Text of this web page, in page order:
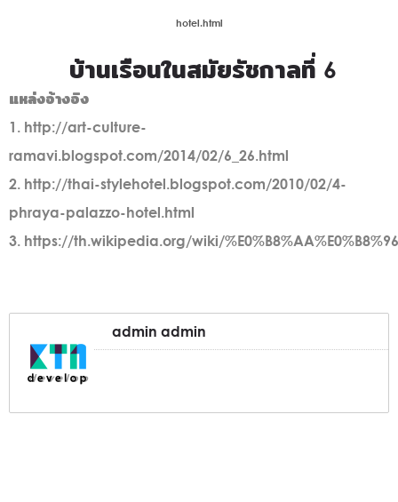
hotel.html
บ้านเรือนในสมัยรัชกาลที่ 6
แหล่งอ้างอิง
1. http://art-culture-
ramavi.blogspot.com/2014/02/6_26.html
2. http://thai-stylehotel.blogspot.com/2010/02/4-
phraya-palazzo-hotel.html
3. https://th.wikipedia.org/wiki/
admin admin